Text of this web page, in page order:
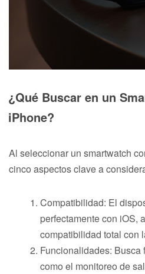
¿Qué Buscar en un
iPhone?
Al seleccionar un smartwatch
cinco aspectos clave a
Compatibilidad: El
perfectamente con iOS,
compatibilidad total con
Funcionalidades:
como el monitoreo de